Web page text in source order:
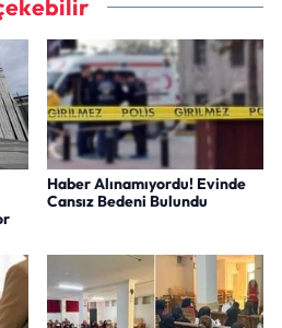
Haber Alınamıyordu! Evinde
Cansız Bedeni Bulundu